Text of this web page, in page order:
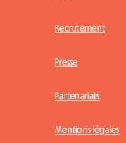
Recrutement
Presse
Partenariats
Mentions légales